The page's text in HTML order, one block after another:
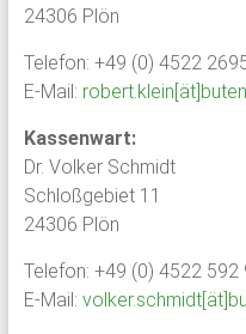
Internats
bildet
sie
den
Zusammenschluß
ehemaliger
Schüler,
und
Mitarbeiter
24306 Plön
Telefon: +49 (0) 4522
E-Mail:
Kassenwart:
Dr. Volker Schmidt
Schloßgebiet 11
24306 Plön
Telefon: +49 (0) 4522 592
E-Mail: